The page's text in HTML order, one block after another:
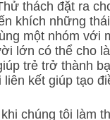
thách đặt ra
khích những
một nhóm với
lớn có thể cho
trẻ trở thành
liên kết giúp tạo